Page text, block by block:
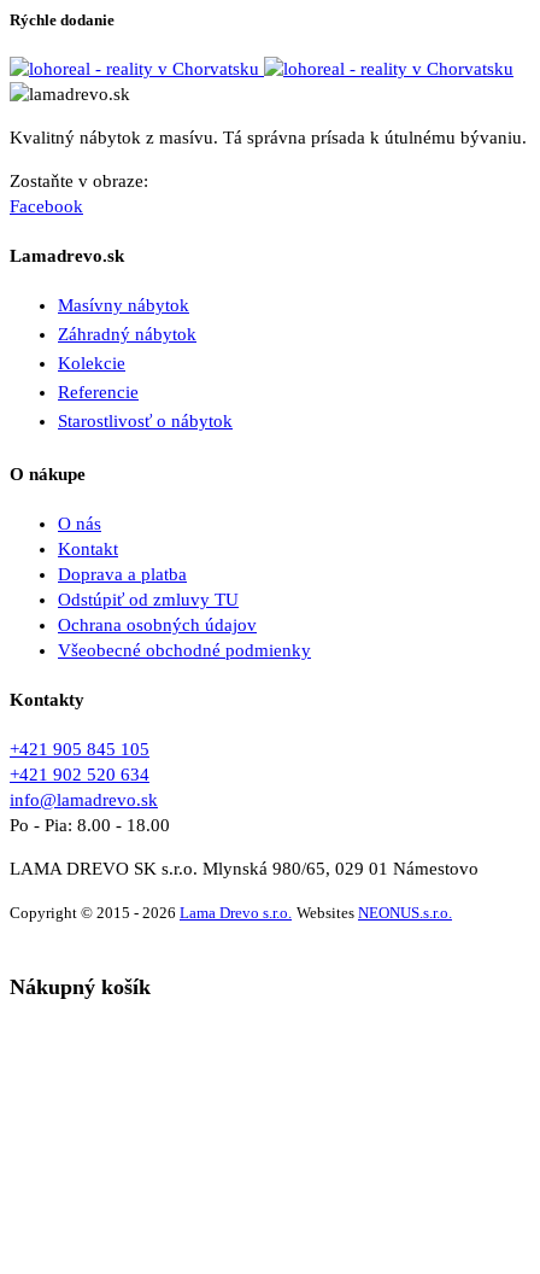
Rýchle dodanie
Kvalitný nábytok z masívu. Tá správna prísada k útulnému bývaniu.
Zostaňte v obraze:
Facebook
Lamadrevo.sk
Masívny nábytok
Záhradný nábytok
Kolekcie
Referencie
Starostlivosť o nábytok
O nákupe
O nás
Kontakt
Doprava a platba
Odstúpiť od zmluvy TU
Ochrana osobných údajov
Všeobecné obchodné podmienky
Kontakty
+421 905 845 105
+421 902 520 634
info@lamadrevo.sk
Po - Pia: 8.00 - 18.00
LAMA DREVO SK s.r.o. Mlynská 980/65, 029 01 Námestovo
Copyright © 2015 - 2026 Lama Drevo s.r.o. Websites NEONUS.s.r.o.
Nákupný košík